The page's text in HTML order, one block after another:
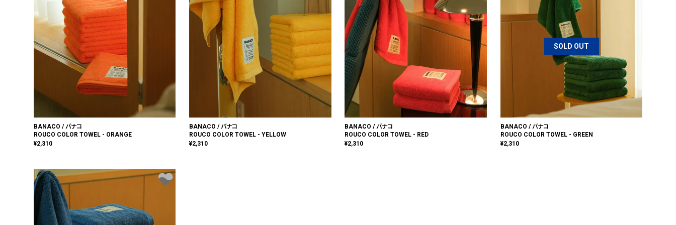
BANACO / バナコ
ROUCO COLOR TOWEL - ORANGE
¥2,310
BANACO / バナコ
ROUCO COLOR TOWEL - YELLOW
¥2,310
BANACO / バナコ
ROUCO COLOR TOWEL - RED
¥2,310
SOLD OUT
BANACO / バナコ
ROUCO COLOR TOWEL - GREEN
¥2,310